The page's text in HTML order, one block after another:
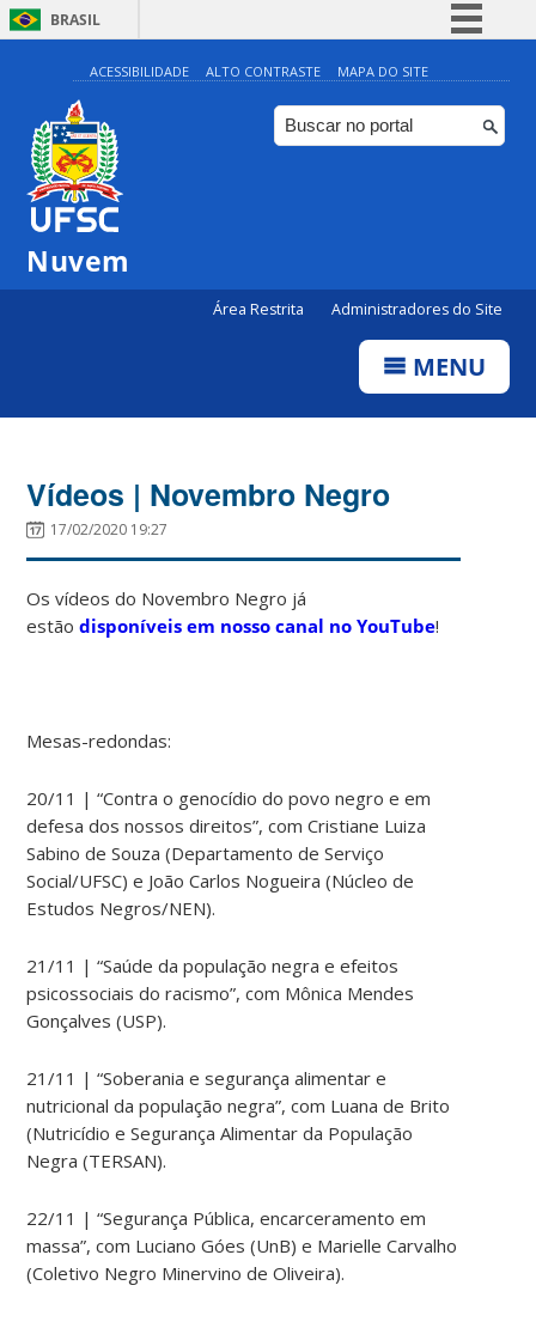
BRASIL
Simplifique!
Comunica BR
Participe
ACESSIBILIDADE ALTO CONTRASTE MAPA DO SITE
Nuvem
Área Restrita Administradores do Site
MENU
Vídeos | Novembro Negro
17/02/2020 19:27
Os vídeos do Novembro Negro já
estãodisponíveis em nosso canal no YouTube!
Mesas-redondas:
20/11 | “Contra o genocídio do povo negro e em
defesa dos nossos direitos”, comCristiane Luiza
Sabino de Souza(Departamento de Serviço
Social/UFSC)e João Carlos Nogueira (Núcleo de
Estudos Negros/NEN).
21/11 |“Saúde da população negra e efeitos
psicossociais do racismo”, com Mônica Mendes
Gonçalves (USP).
21/11 | “Soberania e segurança alimentar e
nutricional da população negra”, com Luana de Brito
(Nutricídio e Segurança Alimentar da População
Negra (TERSAN).
22/11 |“Segurança Pública, encarceramento em
massa”, com Luciano Góes (UnB) e Marielle Carvalho
(Coletivo Negro Minervino de Oliveira).